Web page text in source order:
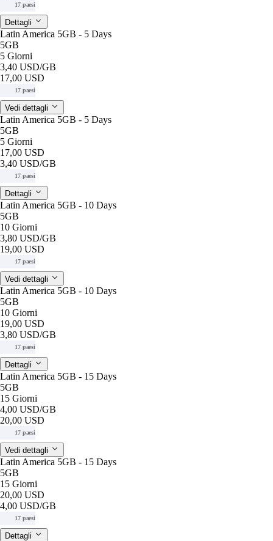
17 paesi
Dettagli
Latin America 5GB - 5 Days
5GB
5 Giorni
3,40 USD/GB
17,00 USD
17 paesi
Vedi dettagli
Latin America 5GB - 5 Days
5GB
5 Giorni
17,00 USD
3,40 USD/GB
17 paesi
Dettagli
Latin America 5GB - 10 Days
5GB
10 Giorni
3,80 USD/GB
19,00 USD
17 paesi
Vedi dettagli
Latin America 5GB - 10 Days
5GB
10 Giorni
19,00 USD
3,80 USD/GB
17 paesi
Dettagli
Latin America 5GB - 15 Days
5GB
15 Giorni
4,00 USD/GB
20,00 USD
17 paesi
Vedi dettagli
Latin America 5GB - 15 Days
5GB
15 Giorni
20,00 USD
4,00 USD/GB
17 paesi
Dettagli